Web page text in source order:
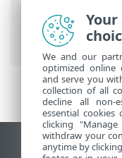
麵包屑
ESET 線上說明
檢視桌面網站
We and our
optimized online
and serve you
collection of all
decline all non-
essential
clicking
withdraw your
anytime by